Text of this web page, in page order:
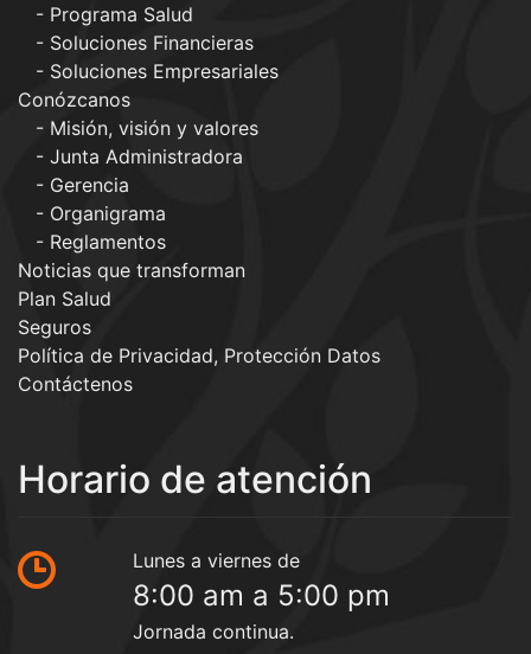
Programa Salud
Soluciones Financieras
Soluciones Empresariales
Conózcanos
Misión, visión y valores
Junta Administradora
Gerencia
Organigrama
Reglamentos
Noticias que transforman
Plan Salud
Seguros
Política de Privacidad, Protección Datos
Contáctenos
Horario de atención
Lunes a viernes de
8:00 am a 5:00 pm
Jornada continua.